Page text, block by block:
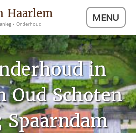
Haarlem
• Onderhoud MENU
in
Oud Schoten
Spaarndam